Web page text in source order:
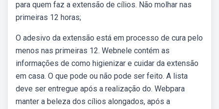
para quem faz a extensão de cílios. Não molhar nas
primeiras 12 horas;
O adesivo da extensão está em processo de cura pelo
menos nas primeiras 12. Webnele contém as
informações de como higienizar e cuidar da extensão
em casa. O que pode ou não pode ser feito. A lista
deve ser entregue após a realização do. Webpara
manter a beleza dos cílios alongados, após a